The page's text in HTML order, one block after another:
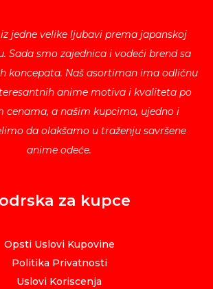
jedne velike ljubavi prema japanskoj
Sada smo zajednica i vodeći brend sa
koncepata. Naš asortiman ima odličnu
anime motiva i kvaliteta po
cenama, a našim kupcima, ujedno i
da olakšamo u traženju savršene
anime odeće.
za kupce
Opsti Uslovi Kupovine
Politika Privatnosti
Uslovi Koriscenja